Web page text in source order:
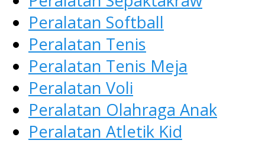
Peralatan Softball
Peralatan Tenis
Peralatan Tenis Meja
Peralatan Voli
Peralatan Olahraga Anak
Peralatan Atletik Kid